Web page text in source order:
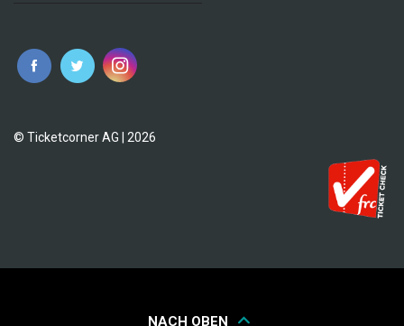
© Ticketcorner AG | 2026
NACH OBEN